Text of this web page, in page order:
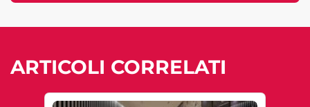
ARTICOLI CORRELATI